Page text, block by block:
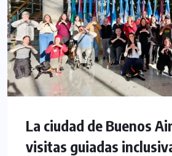
La ciudad de Buenos
visitas guiadas